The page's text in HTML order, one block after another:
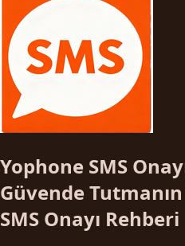
Yophone SMS
Güvende
SMS Onayı Rehberi